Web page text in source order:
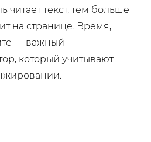
читает текст, тем больше
на странице. Время,
— важный
который учитывают